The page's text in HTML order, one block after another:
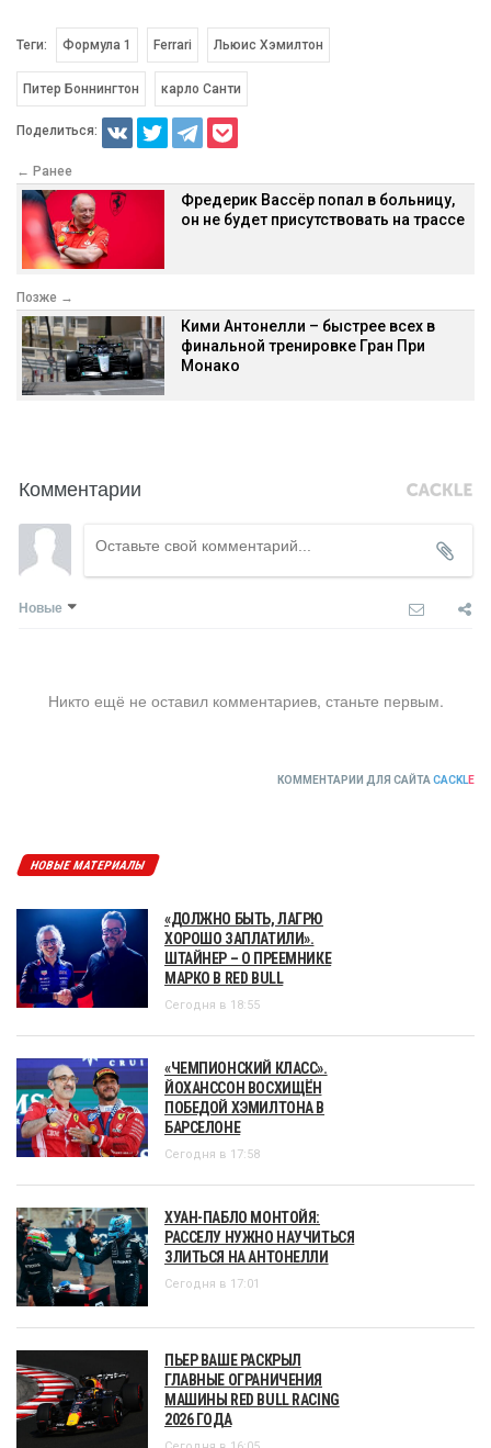
Теги: Формула 1 Ferrari Льюис Хэмилтон
Питер Боннингтон карло Санти
Поделиться:
← Ранее
Фредерик Вассёр попал в больницу,
он не будет присутствовать на трассе
Позже →
Кими Антонелли – быстрее всех в
финальной тренировке Гран При
Монако
Комментарии
Новые
Никто ещё не оставил комментариев, станьте первым.
КОММЕНТАРИИ ДЛЯ САЙТА CACKLE
НОВЫЕ МАТЕРИАЛЫ
«ДОЛЖНО БЫТЬ, ЛАГРЮ
ХОРОШО ЗАПЛАТИЛИ».
ШТАЙНЕР – О ПРЕЕМНИКЕ
МАРКО В RED BULL
Сегодня в 18:55
«ЧЕМПИОНСКИЙ КЛАСС».
ЙОХАНССОН ВОСХИЩЁН
ПОБЕДОЙ ХЭМИЛТОНА В
БАРСЕЛОНЕ
Сегодня в 17:58
ХУАН-ПАБЛО МОНТОЙЯ:
РАССЕЛУ НУЖНО НАУЧИТЬСЯ
ЗЛИТЬСЯ НА АНТОНЕЛЛИ
Сегодня в 17:01
ПЬЕР ВАШЕ РАСКРЫЛ
ГЛАВНЫЕ ОГРАНИЧЕНИЯ
МАШИНЫ RED BULL RACING
2026 ГОДА